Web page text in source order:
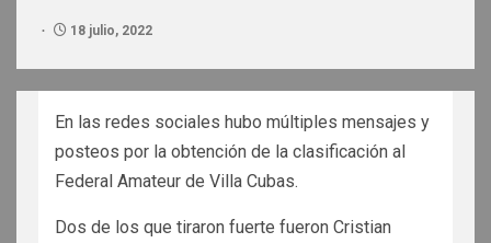
18 julio, 2022
En las redes sociales hubo múltiples mensajes y
posteos por la obtención de la clasificación al
Federal Amateur de Villa Cubas.
Dos de los que tiraron fuerte fueron Cristian